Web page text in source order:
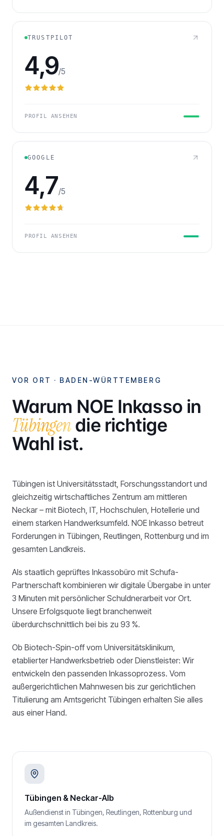
TRUSTPILOT
4,9/5
PROFIL ANSEHEN
GOOGLE
4,7/5
PROFIL ANSEHEN
VOR ORT · BADEN-WÜRTTEMBERG
Warum NOE Inkasso in
Tübingen die richtige
Wahl ist.
Tübingen ist Universitätsstadt, Forschungsstandort und
gleichzeitig wirtschaftliches Zentrum am mittleren
Neckar – mit Biotech, IT, Hochschulen, Hotellerie und
einem starken Handwerksumfeld. NOE Inkasso betreut
Forderungen in Tübingen, Reutlingen, Rottenburg und im
gesamten Landkreis.
Als staatlich geprüftes Inkassobüro mit Schufa-
Partnerschaft kombinieren wir digitale Übergabe in unter
3 Minuten mit persönlicher Schuldnerarbeit vor Ort.
Unsere Erfolgsquote liegt branchenweit
überdurchschnittlich bei bis zu 93 %.
Ob Biotech-Spin-off vom Universitätsklinikum,
etablierter Handwerksbetrieb oder Dienstleister: Wir
entwickeln den passenden Inkassoprozess. Vom
außergerichtlichen Mahnwesen bis zur gerichtlichen
Titulierung am Amtsgericht Tübingen erhalten Sie alles
aus einer Hand.
Tübingen & Neckar-Alb
Außendienst in Tübingen, Reutlingen, Rottenburg und
im gesamten Landkreis.